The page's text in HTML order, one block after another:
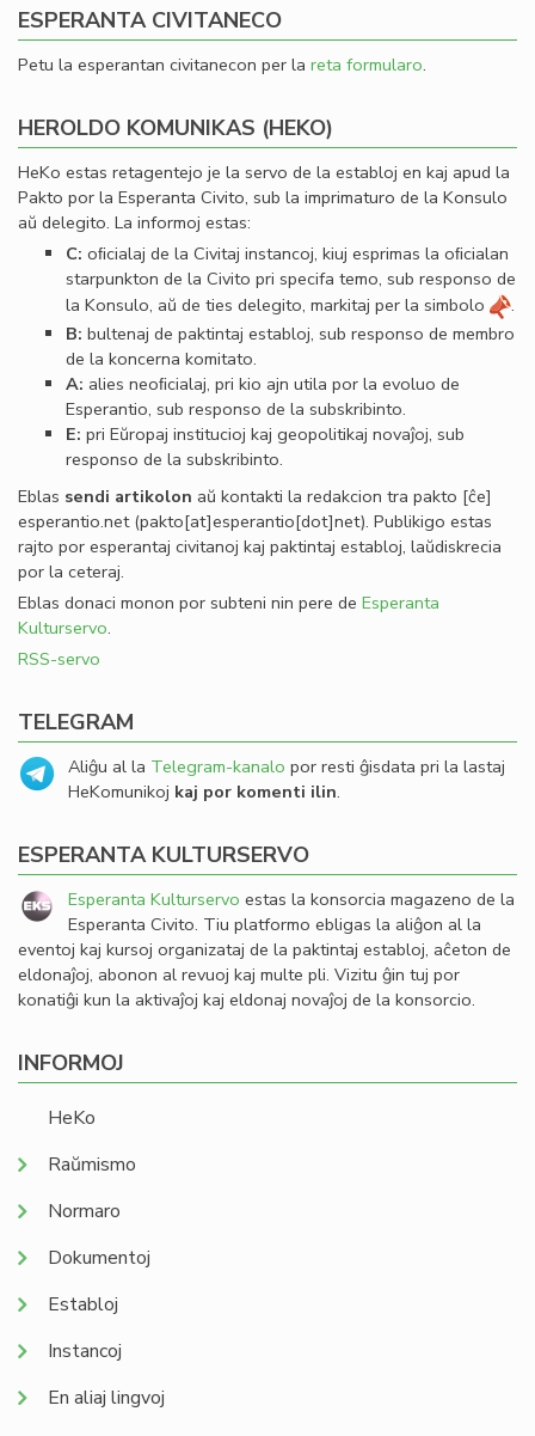
ESPERANTA CIVITANECO
Petu la esperantan civitanecon per la reta formularo.
HEROLDO KOMUNIKAS (HEKO)
HeKo estas retagentejo je la servo de la establoj en kaj apud la
Pakto por la Esperanta Civito, sub la imprimaturo de la Konsulo
aŭ delegito. La informoj estas:
C: oﬁcialaj de la Civitaj instancoj, kiuj esprimas la oﬁcialan
starpunkton de la Civito pri specifa temo, sub responso de
la Konsulo, aŭ de ties delegito, markitaj per la simbolo
.
B: bultenaj de paktintaj establoj, sub responso de membro
de la koncerna komitato.
A: alies neoﬁcialaj, pri kio ajn utila por la evoluo de
Esperantio, sub responso de la subskribinto.
E: pri Eŭropaj institucioj kaj geopolitikaj novaĵoj, sub
responso de la subskribinto.
Eblas sendi artikolon aŭ kontakti la redakcion tra pakto [ĉe]
esperantio.net(pakto[at]esperantio[dot]net). Publikigo estas
rajto por esperantaj civitanoj kaj paktintaj establoj, laŭdiskrecia
por la ceteraj.
Eblas donaci monon por subteni nin pere de Esperanta
Kulturservo.
RSS-servo
TELEGRAM
Aliĝu al la Telegram-kanalo por resti ĝisdata pri la lastaj
HeKomunikoj kaj por komenti ilin.
ESPERANTA KULTURSERVO
Esperanta Kulturservo estas la konsorcia magazeno de la
Esperanta Civito. Tiu platformo ebligas la aliĝon al la
eventoj kaj kursoj organizataj de la paktintaj establoj, aĉeton de
eldonaĵoj, abonon al revuoj kaj multe pli. Vizitu ĝin tuj por
konatiĝi kun la aktivaĵoj kaj eldonaj novaĵoj de la konsorcio.
INFORMOJ
HeKo
Raŭmismo
Normaro
Dokumentoj
Establoj
Instancoj
En aliaj lingvoj